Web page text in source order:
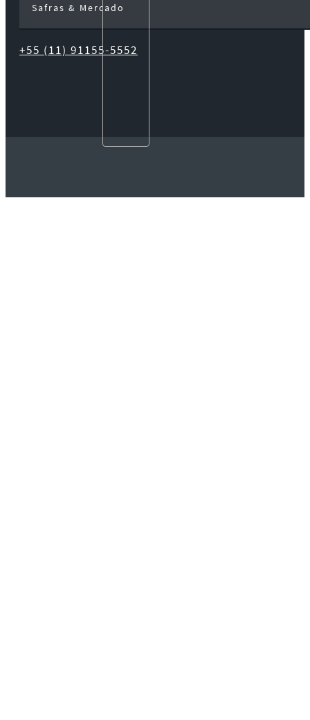
Safras & Mercado
+55 (11) 91155-5552